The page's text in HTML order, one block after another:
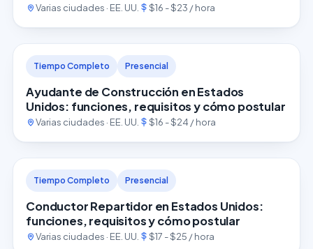
Varias ciudades · EE. UU. $16 - $23 / hora
Tiempo Completo Presencial
Ayudante de Construcción en Estados
Unidos: funciones, requisitos y cómo postular
Varias ciudades · EE. UU. $16 - $24 / hora
Tiempo Completo Presencial
Conductor Repartidor en Estados Unidos:
funciones, requisitos y cómo postular
Varias ciudades · EE. UU. $17 - $25 / hora